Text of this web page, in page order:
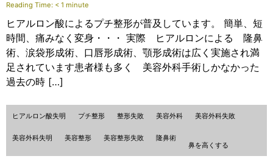
Reading Time: < 1 minute
ヒアルロン酸によるプチ整形が普及しています。 簡単、短
時間、痛みなく変身・・・ 実際 ヒアルロンによる 隆鼻
術、涙袋形成術、口唇形成術、顎形成術は広く実施され満
足されています患者様も多く 美容外科手術しかなかった
過去の時 […]
ヒアルロン酸失明 プチ整形 整形失敗 美容外科 美容外科失敗
美容外科失明 美容整形 美容整形失敗
隆鼻術
鼻を高くする